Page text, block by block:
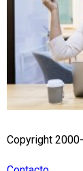
Copyright